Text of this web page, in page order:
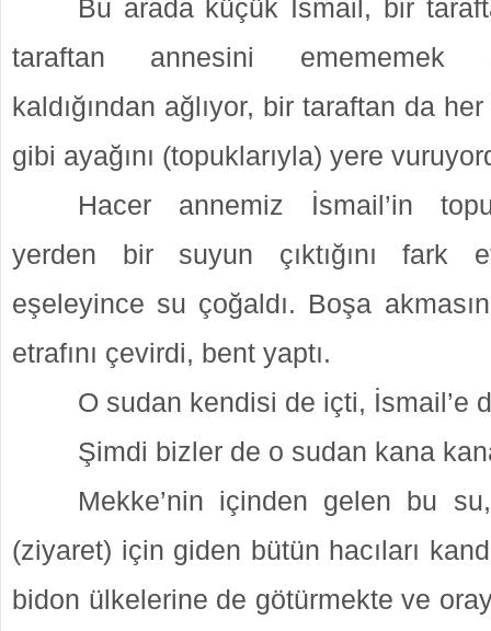
Bu arada küçük İsmail, bir
taraftan annesini emememek
kaldığından ağlıyor, bir taraftan da her
gibi ayağını (topuklarıyla) yere
Hacer annemiz İsmail’in
yerden bir suyun çıktığını fark
eşeleyince su çoğaldı. Boşa
etrafını çevirdi, bent yaptı.
O sudan kendisi de içti, İsmail’e
Şimdi bizler de o sudan kana
Mekke’nin içinden gelen bu
(ziyaret) için giden bütün hacıları
bidon ülkelerine de götürmekte ve